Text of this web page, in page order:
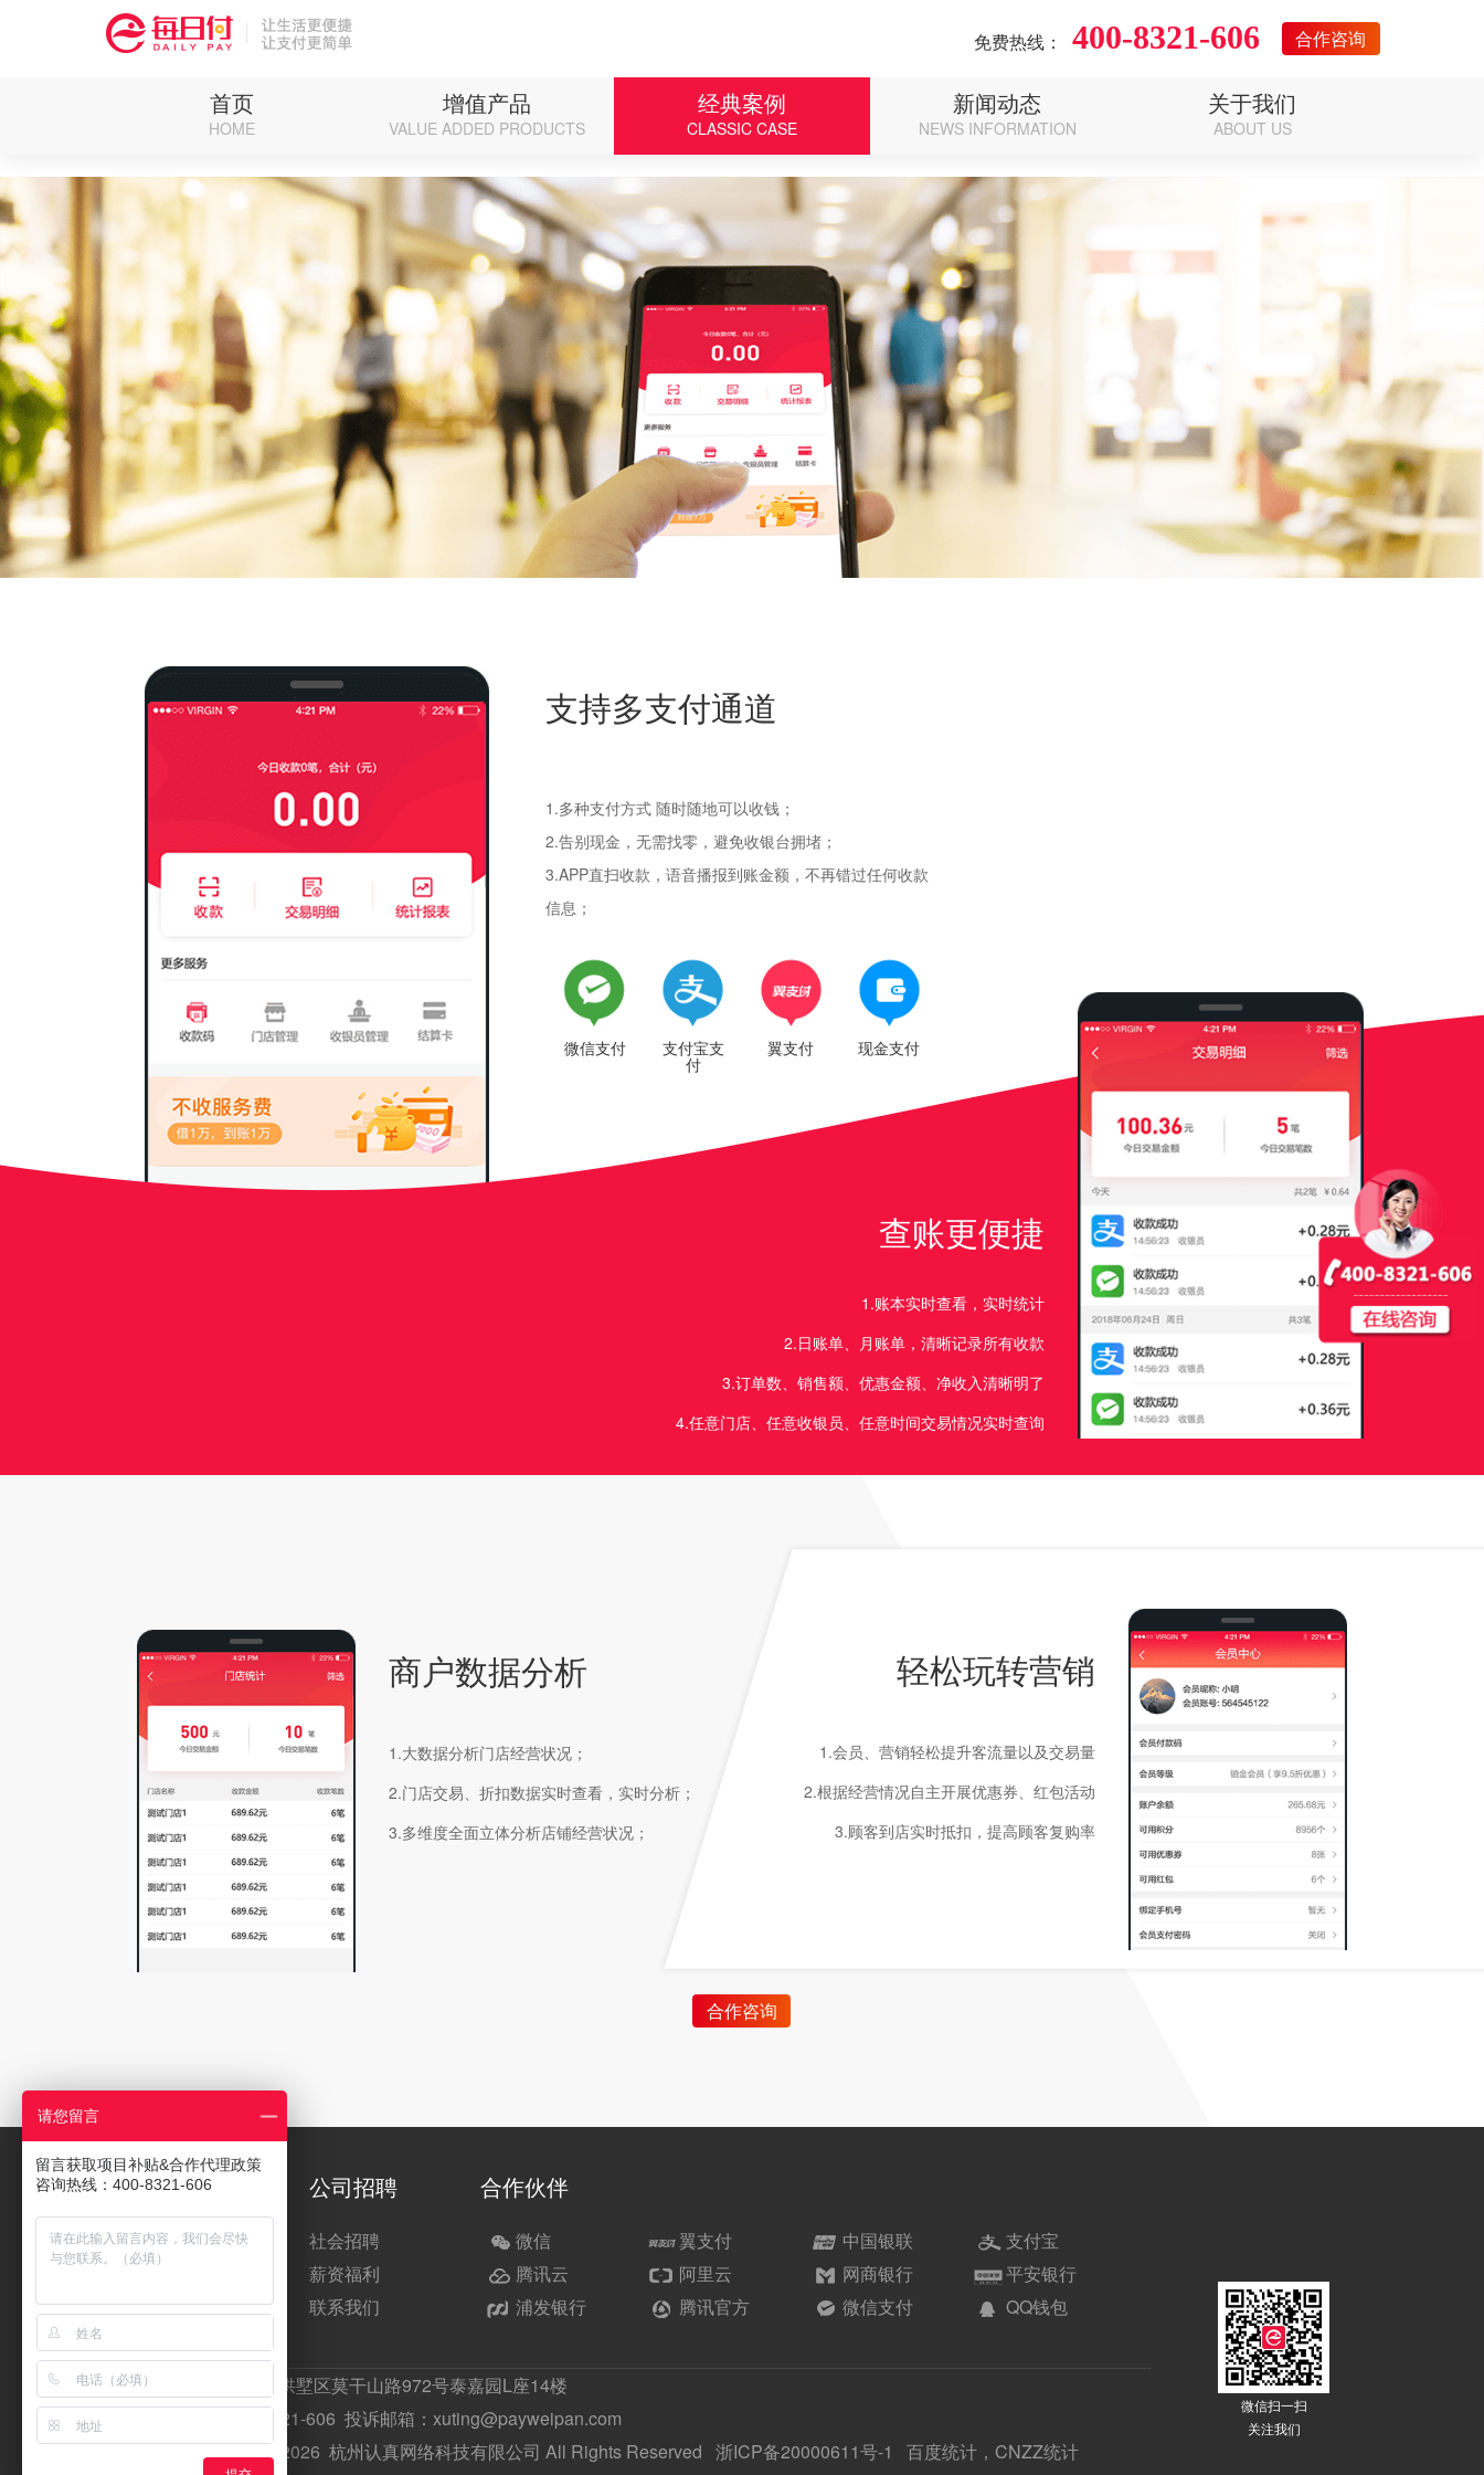
Deprecated: Function eregi() is deprecated in /weipan/renzhen/source/core/run.php on line 71
免费热线： 400-8321-606 合作咨询
首页
HOME
增值产品
VALUE ADDED PRODUCTS
经典案例
CLASSIC CASE
新闻动态
NEWS INFORMATION
关于我们
ABOUT US
支持多支付通道
1.多种支付方式 随时随地可以收钱；
2.告别现金，无需找零，避免收银台拥堵；
3.APP直扫收款，语音播报到账金额，不再错过任何收款
信息；
微信支付 支付宝支
付
翼支付 现金支付
查账更便捷
1.账本实时查看，实时统计
2.日账单、月账单，清晰记录所有收款
3.订单数、销售额、优惠金额、净收入清晰明了
4.任意门店、任意收银员、任意时间交易情况实时查询
商户数据分析
1.大数据分析门店经营状况；
2.门店交易、折扣数据实时查看，实时分析；
3.多维度全面立体分析店铺经营状况；
轻松玩转营销
1.会员、营销轻松提升客流量以及交易量
2.根据经营情况自主开展优惠券、红包活动
3.顾客到店实时抵扣，提高顾客复购率
合作咨询
关于每日付
公司介绍
新闻动态
网站地图
公司招聘
社会招聘
薪资福利
联系我们
合作伙伴
微信 翼支付 中国银联
支付宝
腾讯云
阿里云 网商银行
平安银行
浦发银行
腾讯官方 微信支付 QQ钱包
公司总部：杭州市拱墅区莫干山路972号泰嘉园L座14楼
服务热线：400-8321-606 投诉邮箱：xuting@payweipan.com
Copyright © 2013-2026 杭州认真网络科技有限公司 All Rights Reserved浙ICP备20000611号-1 百度统计，CNZZ统计
微信扫一扫
关注我们
请您留言
留言获取项目补贴&合作代理政策
咨询热线：400-8321-606